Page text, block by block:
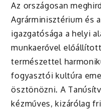
Az országosan
Agrárminisztérium és
igazgatósága a helyi
munkaerővel
természettel
fogyasztói kultúra
ösztönözni. A
kézműves, kizárólag